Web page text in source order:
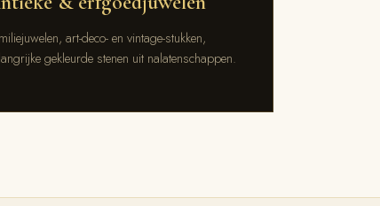
art-deco- en vintage-stukken,
gekleurde stenen uit nalatenschappen.